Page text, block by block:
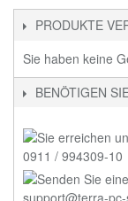
PRODUKTE
Sie haben keine
BENÖTIGEN